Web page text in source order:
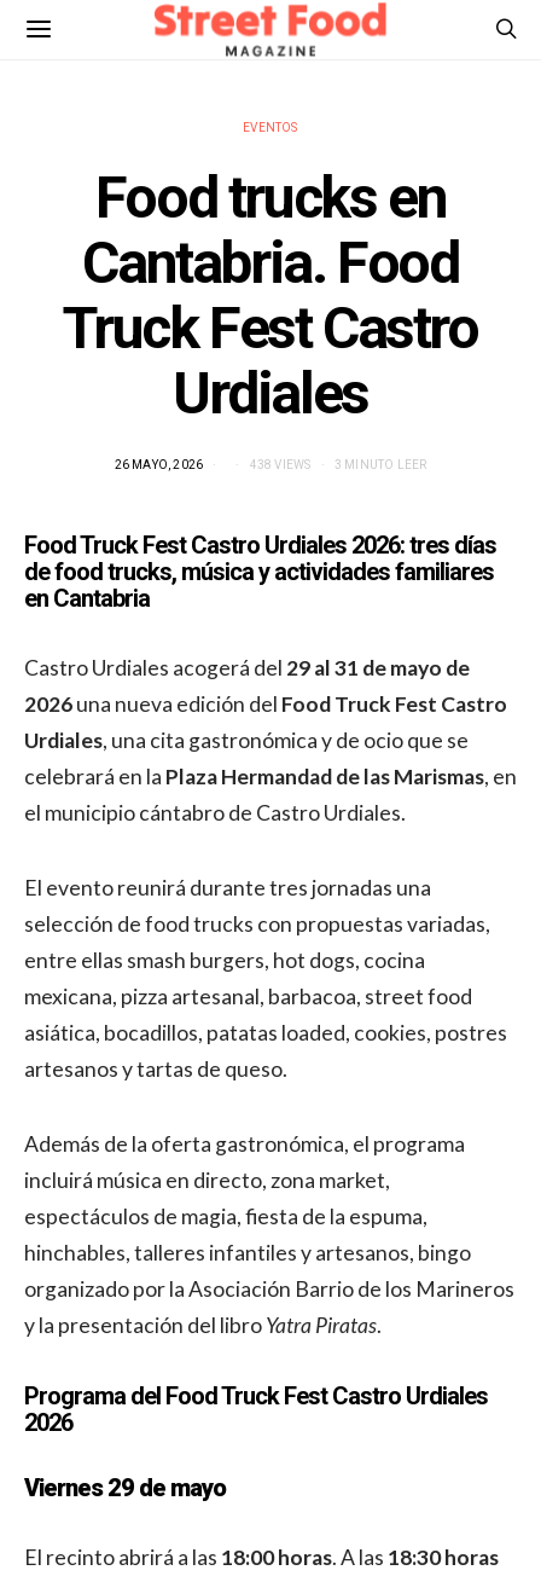
EVENTOS
Food trucks en
Cantabria. Food
Truck Fest Castro
Urdiales
26 MAYO, 2026 438 VIEWS 3 MINUTO LEER
Food Truck Fest Castro Urdiales 2026: tres días
de food trucks, música y actividades familiares
en Cantabria
Castro Urdiales acogerá del 29 al 31 de mayo de
2026una nueva edición del Food Truck Fest Castro
Urdiales, una cita gastronómica y de ocio que se
celebrará en la Plaza Hermandad de las Marismas, en
el municipio cántabro de Castro Urdiales.
El evento reunirá durante tres jornadas una
selección de food trucks con propuestas variadas,
entre ellas smash burgers, hot dogs, cocina
mexicana, pizza artesanal, barbacoa, street food
asiática, bocadillos, patatas loaded, cookies, postres
artesanos y tartas de queso.
Además de la oferta gastronómica, el programa
incluirá música en directo, zona market,
espectáculos de magia, fiesta de la espuma,
hinchables, talleres infantiles y artesanos, bingo
organizado por la Asociación Barrio de los Marineros
y la presentación del libroYatra Piratas.
Programa del Food Truck Fest Castro Urdiales
2026
Viernes 29 de mayo
El recinto abrirá a las 18:00 horas. A las 18:30 horas